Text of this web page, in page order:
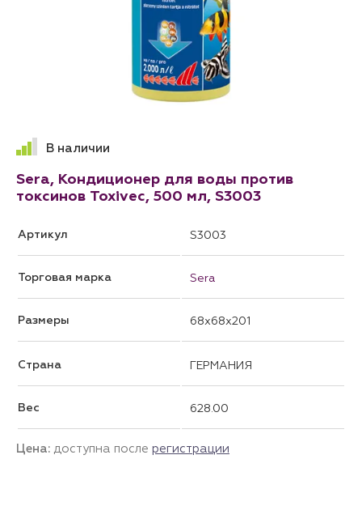
В наличии
Sera, Кондиционер для воды против
токсинов Toxivec, 500 мл, S3003
Артикул S3003
Торговая марка Sera
Размеры 68x68x201
Страна ГЕРМАНИЯ
Вес 628.00
Цена: доступна после регистрации